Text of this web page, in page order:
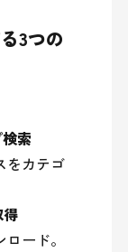
3つの
索
をカテゴ
ード。